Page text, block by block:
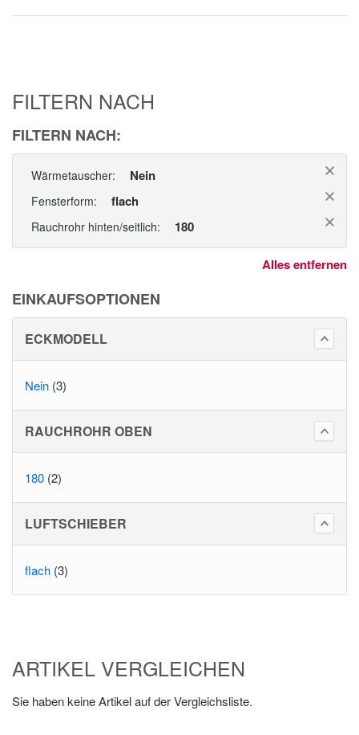
FILTERN NACH
FILTERN NACH:
Wärmetauscher: Nein
Fensterform: flach
Rauchrohr hinten/seitlich: 180
Alles entfernen
EINKAUFSOPTIONEN
ECKMODELL
Nein (3)
RAUCHROHR OBEN
180 (2)
LUFTSCHIEBER
flach (3)
ARTIKEL VERGLEICHEN
Sie haben keine Artikel auf der Vergleichsliste.